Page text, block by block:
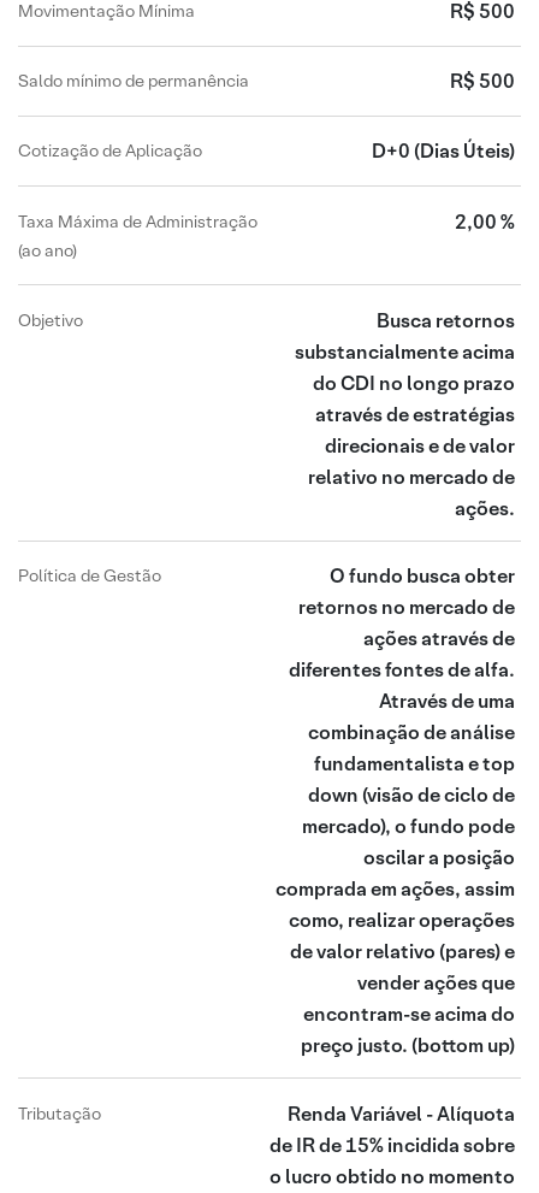
Movimentação Mínima R$ 500
Saldo mínimo de permanência R$ 500
Cotização de Aplicação D+0 (Dias Úteis)
Taxa Máxima de Administração
(ao ano)
2,00 %
Objetivo
Busca retornos
substancialmente acima
do CDI no longo prazo
através de estratégias
direcionais e de valor
relativo no mercado de
ações.
Política de Gestão
O fundo busca obter
retornos no mercado de
ações através de
diferentes fontes de alfa.
Através de uma
combinação de análise
fundamentalista e top
down (visão de ciclo de
mercado), o fundo pode
oscilar a posição
comprada em ações, assim
como, realizar operações
de valor relativo (pares) e
vender ações que
encontram-se acima do
preço justo. (bottom up)
Tributação
Renda Variável - Alíquota
de IR de 15% incidida sobre
o lucro obtido no momento